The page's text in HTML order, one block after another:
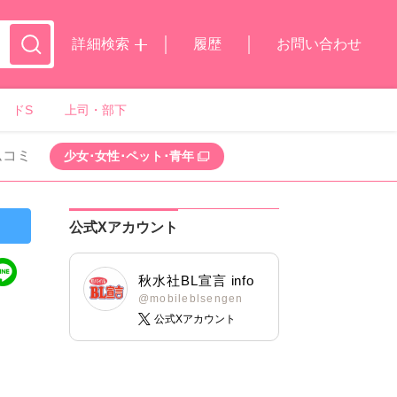
詳細検索
履歴 お問い合わせ
ドS 上司・部下
ミ 少女･女性･ペット･青年
公式Xアカウント
秋水社BL宣言 info
@mobileblsengen
公式Xアカウント